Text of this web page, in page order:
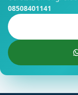
08508401141